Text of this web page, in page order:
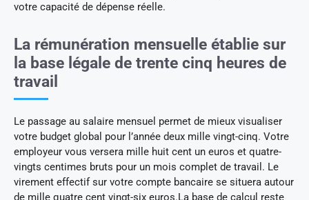
votre capacité de dépense réelle.
La rémunération mensuelle établie sur
la base légale de trente cinq heures de
travail
Le passage au salaire mensuel permet de mieux visualiser
votre budget global pour l’année deux mille vingt-cinq. Votre
employeur vous versera mille huit cent un euros et quatre-
vingts centimes bruts pour un mois complet de travail. Le
virement effectif sur votre compte bancaire se situera autour
de mille quatre cent vingt-six euros.La base de calcul reste